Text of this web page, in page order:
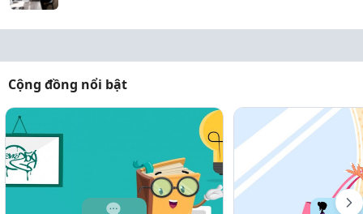
Cộng đồng nổi bật